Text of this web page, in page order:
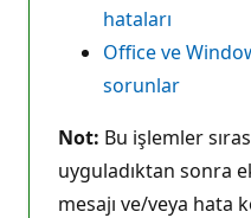
hataları
Office ve
sorunlar
Not: Bu işlemler
uyguladıktan sonra
mesajı ve/veya hata